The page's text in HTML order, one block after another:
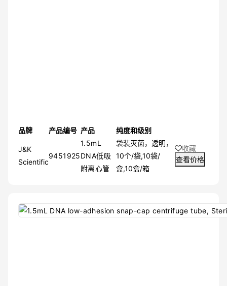
品牌 产品编号 产品 纯度和级别
J&K
Scientific
9451925
1.5mL
DNA低吸
附离心管
袋装灭菌，透明，
10个/袋,10袋/
盒,10盒/箱
收藏
查看价格